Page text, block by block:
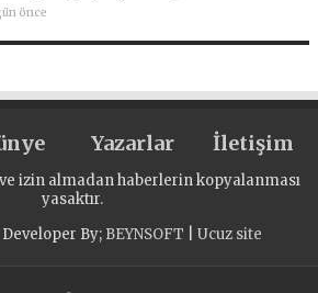
önce
Yazarlar İletişim
izin almadan haberlerin kopyalanması
yasaktır.
By; BEYNSOFT Ucuz site